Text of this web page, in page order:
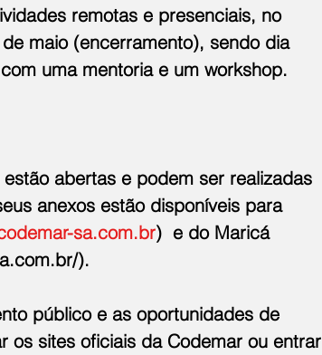
remotas e presenciais, no
maio (encerramento), sendo dia
uma mentoria e um workshop.
abertas e podem ser realizadas
anexos estão disponíveis para
sa.com.br)  e do Maricá
).
público e as oportunidades de
os sites oficiais da Codemar ou entrar